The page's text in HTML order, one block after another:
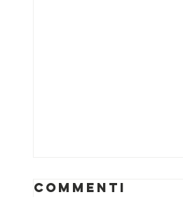
Commenti